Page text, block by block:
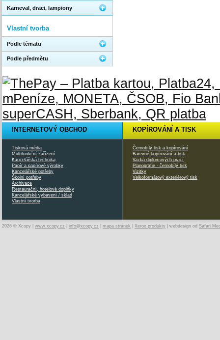
Karneval, draci, lampiony
Vlastní tvorba
Podle tématu
Podle předmětu
INTERNETOVÝ OBCHOD
Tisková média
Multifunkční zařízení
Kancelářská technika
Papír a papírové výrobky
Kancelářské potřeby
Školní potřeby
Archivace
Restaurační, hotelové doplňky
Kancelářské vybavení / sklad
Vlastní tvorba
KOPÍROVÁNÍ A TISK
Černobílý tisk a kopírování
Barevné kopírování a tisk
Vazba diplomových prací
Planografie - černobílý tisk
Vizitky
Velkoformátový exteriérový tisk
2026 © Xcopy | www.xcopy.cz info@xcopy.cz mapa stránek Xerox produkty | webdesign od Safari